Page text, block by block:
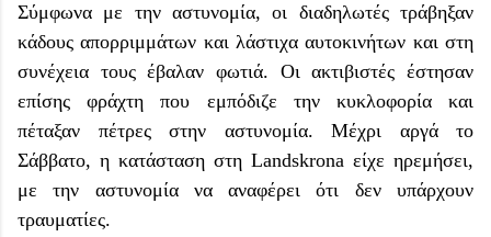
Σύμφωνα με την αστυνομία, οι διαδηλωτές τράβηξαν
κάδους απορριμμάτων και λάστιχα αυτοκινήτων και στη
συνέχεια τους έβαλαν φωτιά. Οι ακτιβιστές έστησαν
επίσης φράχτη που εμπόδιζε την κυκλοφορία και
πέταξαν πέτρες στην αστυνομία. Μέχρι αργά το
Σάββατο, η κατάσταση στη Landskrona είχε ηρεμήσει,
με την αστυνομία να αναφέρει ότι δεν υπάρχουν
τραυματίες.